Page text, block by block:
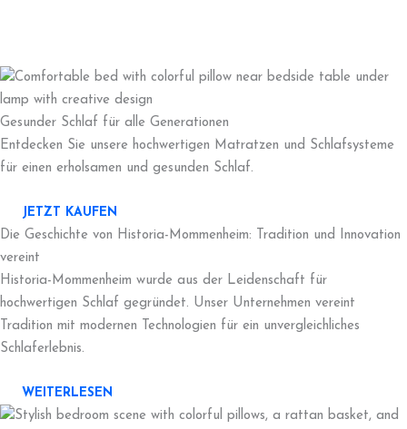
Gesunder Schlaf für alle Generationen
Entdecken Sie unsere hochwertigen Matratzen und Schlafsysteme
für einen erholsamen und gesunden Schlaf.
JETZT KAUFEN
Die Geschichte von Historia-Mommenheim: Tradition und Innovation
vereint
Historia-Mommenheim wurde aus der Leidenschaft für
hochwertigen Schlaf gegründet. Unser Unternehmen vereint
Tradition mit modernen Technologien für ein unvergleichliches
Schlaferlebnis.
WEITERLESEN